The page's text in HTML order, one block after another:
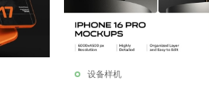
设备样机